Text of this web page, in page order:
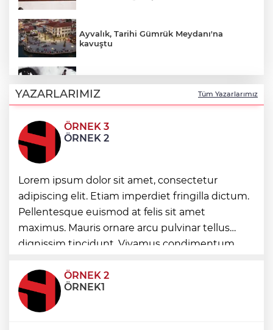
Ayvalık, Tarihi Gümrük Meydanı'na
kavuştu
coşkusu
'Ay Grubu' suç örgütüne 12 gözaltı!
2025'te Ar-Ge'ye 254 milyar TL harcadık!
Ar-Ge'de en büyük pay üniversitelere
İzmir Karabağlar'da Gazeteci Barış Selçuk
saygıyla anıldı
YAZARLARIMIZ Tüm Yazarlarımız
ÖRNEK 3
ÖRNEK 2
Lorem ipsum dolor sit amet, consectetur
adipiscing elit. Etiam imperdiet fringilla dictum.
Pellentesque euismod at felis sit amet
maximus. Mauris ornare arcu pulvinar tellus
dignissim tincidunt. Vivamus condimentum
condimentum eros et, faucibus sapien. Praese
ÖRNEK 2
ÖRNEK1